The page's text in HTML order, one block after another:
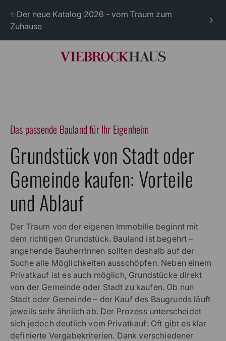
✨Der neue Katalog 2026 - vom Traum zum
Zuhause
Das passende Bauland für Ihr Eigenheim
Grundstück von Stadt oder
Gemeinde kaufen: Vorteile
und Ablauf
Der Traum von der eigenen Immobilie beginnt mit
dem richtigen Grundstück. Bauland ist begehrt –
angehende BauherrInnen sollten deshalb auf der
Suche alle Möglichkeiten ausschöpfen. Neben einem
Privatkauf ist es auch möglich, Grundstücke direkt
von der Gemeinde oder Stadt zu kaufen. Ob nun
Stadt oder Gemeinde – der Kauf des Baugrunds läuft
jeweils sehr ähnlich ab. Der Prozess unterscheidet
sich jedoch deutlich vom Privatkauf: Oft gibt es klar
definierte Vergabekriterien. Dank verschiedener